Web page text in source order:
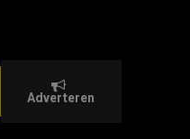
Adverteren